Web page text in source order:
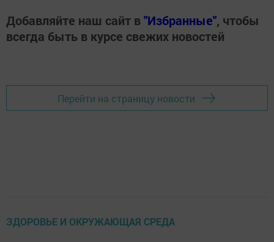
Добавляйте наш сайт в"Избранные", чтобы
всегда быть в курсе свежих новостей
Перейти на страницу новости
ЗДОРОВЬЕ И ОКРУЖАЮЩАЯ СРЕДА